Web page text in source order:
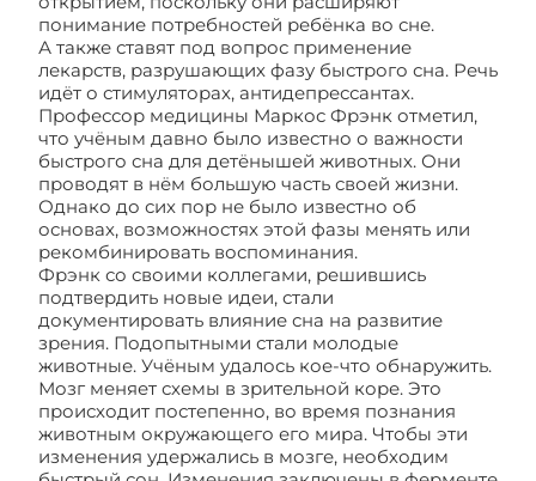
понимание потребностей ребёнка во сне.
А также ставят под вопрос применение
лекарств, разрушающих фазу быстрого сна. Речь
идёт о стимуляторах, антидепрессантах.
Профессор медицины Маркос Фрэнк отметил,
что учёным давно было известно о важности
быстрого сна для детёнышей животных. Они
проводят в нём большую часть своей жизни.
Однако до сих пор не было известно об
основах, возможностях этой фазы менять или
рекомбинировать воспоминания.
Фрэнк со своими коллегами, решившись
подтвердить новые идеи, стали
документировать влияние сна на развитие
зрения. Подопытными стали молодые
животные. Учёным удалось кое-что обнаружить.
Мозг меняет схемы в зрительной коре. Это
происходит постепенно, во время познания
животным окружающего его мира. Чтобы эти
изменения удержались в мозге, необходим